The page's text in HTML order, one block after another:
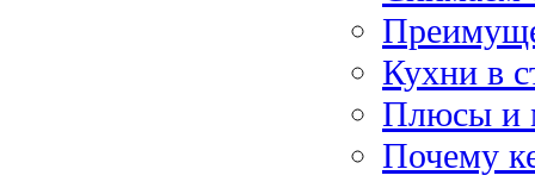
Кухни в
Плюсы и
Почему